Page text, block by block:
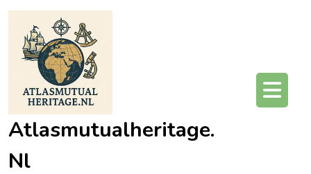
Ga
inhoud
Atlasmutualheritage.
Nl